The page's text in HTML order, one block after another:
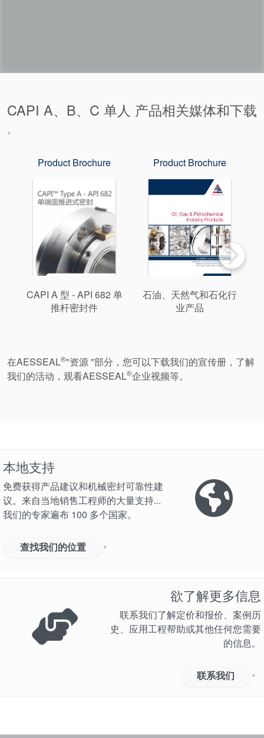
CAPI A、B、C 单人 产品相关媒体和下载
。
Product Brochure
CAPI A 型 - API 682 单
推杆密封件
Product Brochure
石油、天然气和石化行
业产品
在AESSEAL®"资源 "部分，您可以下载我们的宣传册，了解
我们的活动，观看AESSEAL®企业视频等。
本地支持
免费获得产品建议和机械密封可靠性建
议。来自当地销售工程师的大量支持...
我们的专家遍布 100 多个国家。
查找我们的位置 。
欲了解更多信息
联系我们了解定价和报价、案例历
史、应用工程帮助或其他任何您需要
的信息。
联系我们 。